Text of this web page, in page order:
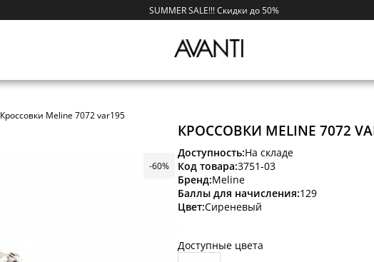
SUMMER SALE!!! Скидки до 50%
Кроссовки Meline 7072 var195
-60%
КРОССОВКИ MELINE 7072
Доступность:На складе
Код товара:3751-03
Бренд:Meline
Баллы для начисления:129
Цвет:Сиреневый
Доступные цвета